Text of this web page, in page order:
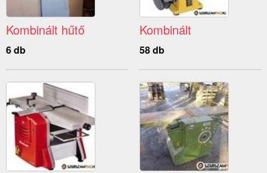
Kombinált hűtő
6 db
Kombinált
58 db